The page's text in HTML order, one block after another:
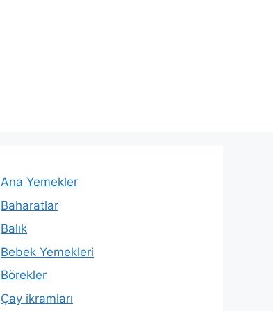
Ana Yemekler
Baharatlar
Balık
Bebek Yemekleri
Börekler
Çay ikramları